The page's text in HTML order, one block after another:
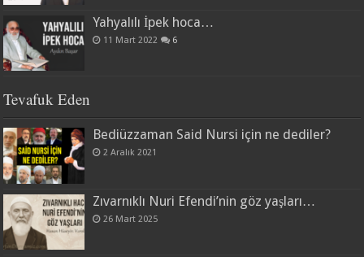
Yahyalılı İpek hoca…
11 Mart 2022 6
Tevafuk Eden
Bediüzzaman Said Nursi için ne dediler?
2 Aralık 2021
Zıvarnıklı Nuri Efendi’nin göz yaşları…
26 Mart 2025